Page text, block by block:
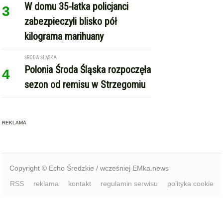
3
W domu 35-latka policjanci
zabezpieczyli blisko pół
kilograma marihuany
4
ŚRODA ŚLĄSKA
Polonia Środa Śląska rozpoczęła
sezon od remisu w Strzegomiu
REKLAMA
Copyright © Echo Średzkie / wcześniej EMka.news
RSS
reklama kontakt regulamin serwisu polityka cookie